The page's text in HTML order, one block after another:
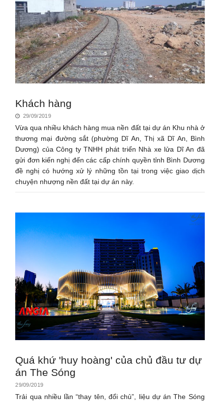
Khách hàng
29/09/2019
Vừa qua nhiều khách hàng mua nền đất tại dự án Khu nhà ở
thương mại đường sắt (phường Dĩ An, Thị xã Dĩ An, Bình
Dương) của Công ty TNHH phát triển Nhà xe lửa Dĩ An đã
gửi đơn kiến nghị đến các cấp chính quyền tỉnh Bình Dương
đề nghị có hướng xử lý những tồn tại trong việc giao dịch
chuyện nhượng nền đất tại dự án này.
Quá khứ 'huy hoàng' của chủ đầu tư dự
án The Sóng
29/09/2019
Trải qua nhiều lần “thay tên, đổi chủ”, liệu dự án The Sóng